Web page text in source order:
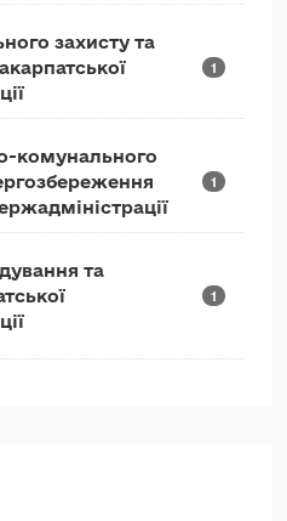
захисту та
1
комунального
1
та
1